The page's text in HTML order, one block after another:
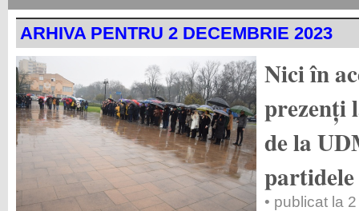
ARHIVA PENTRU 2 DECEMBRIE 2023
Nici în
prezenți
de la
• publicat la